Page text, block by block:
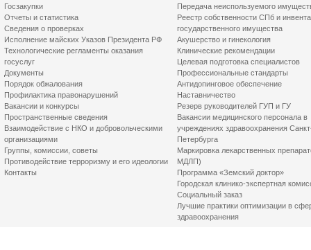
Госзакупки
Отчеты и статистика
Сведения о проверках
Исполнение майских Указов Президента РФ
Технологические регламенты оказания
госуслуг
Документы
Порядок обжалования
Профилактика правонарушений
Вакансии и конкурсы
Пространственные сведения
Взаимодействие с НКО и добровольческими
организациями
Группы, комиссии, советы
Противодействие терроризму и его идеологии
Контакты
Передача неиспользуемого
Реестр собственности СПб и
государственного имущества
Акушерство и гинекология
Клинические рекомендации
Целевая подготовка специалистов
Профессиональные стандарты
Антидопинговое обеспечение
Наставничество
Резерв руководителей ГУП и ГУ
Вакансии медицинского персонала в
учреждениях здравоохранения
Петербурга
Маркировка лекарственных
МДЛП)
Программа «Земский доктор»
Городская клинико-экспертная
Социальный заказ
Лучшие практики оптимизации в
здравоохранения